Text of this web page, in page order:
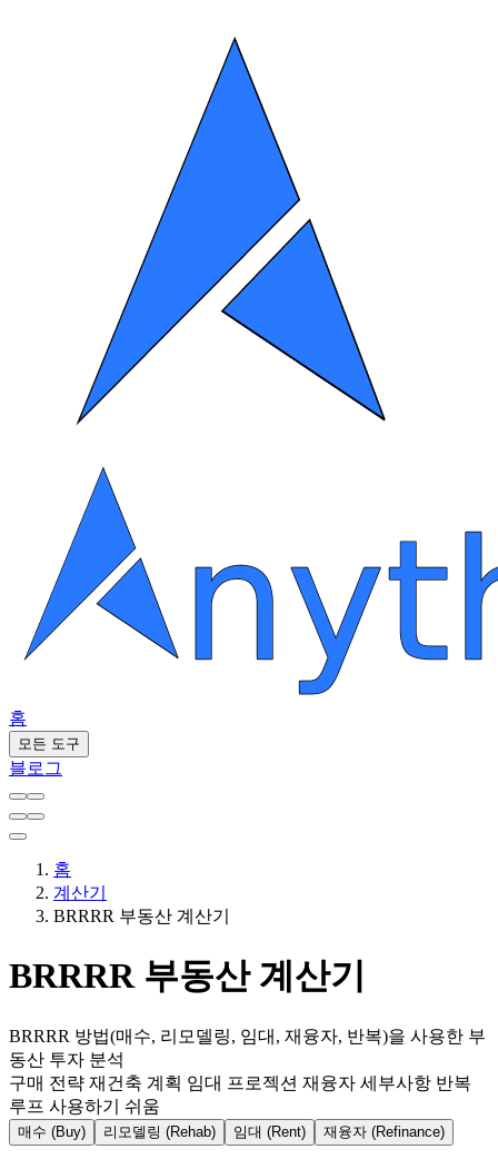
홈
모든 도구
블로그
홈
계산기
BRRRR 부동산 계산기
BRRRR 부동산 계산기
BRRRR 방법(매수, 리모델링, 임대, 재융자, 반복)을 사용한 부
동산 투자 분석
구매 전략 재건축 계획 임대 프로젝션 재융자 세부사항 반복
루프 사용하기 쉬움
매수 (Buy) 리모델링 (Rehab) 임대 (Rent) 재융자 (Refinance)